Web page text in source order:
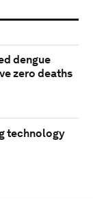
dengue
zero deaths
technology